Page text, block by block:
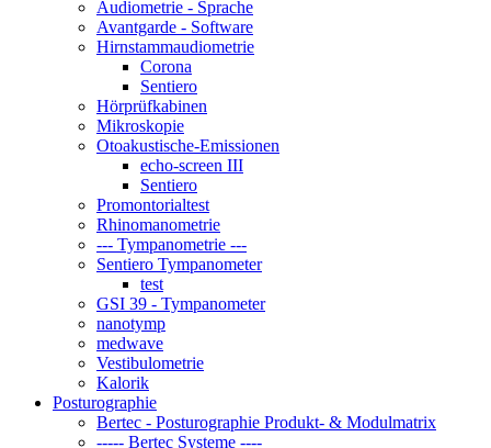
Audiometrie - Sprache
Avantgarde - Software
Hirnstammaudiometrie
Corona
Sentiero
Hörprüfkabinen
Mikroskopie
Otoakustische-Emissionen
echo-screen III
Sentiero
Promontorialtest
Rhinomanometrie
--- Tympanometrie ---
Sentiero Tympanometer
test
GSI 39 - Tympanometer
nanotymp
medwave
Vestibulometrie
Kalorik
Posturographie
Bertec - Posturographie Produkt- & Modulmatrix
----- Bertec Systeme ----